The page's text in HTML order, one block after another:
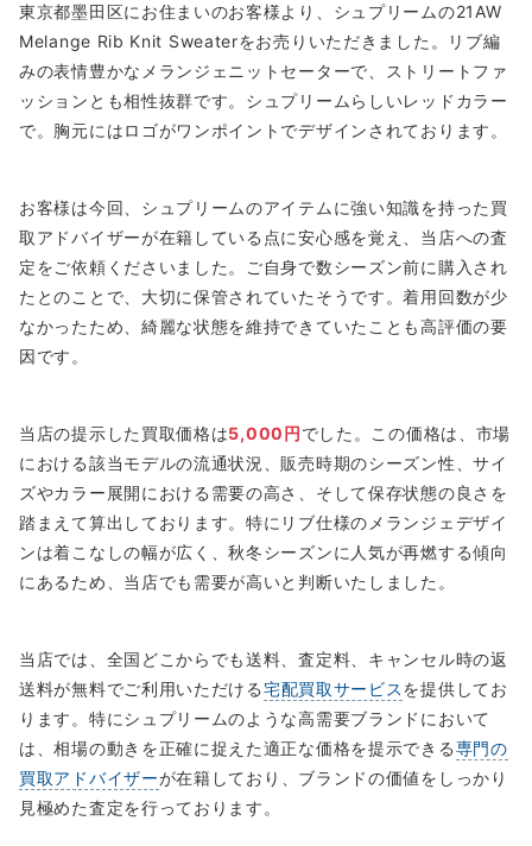
東京都墨田区にお住まいのお客様より、シュプリームの21AW
Melange Rib Knit Sweaterをお売りいただきました。リブ編
みの表情豊かなメランジェニットセーターで、ストリートファ
ッションとも相性抜群です。シュプリームらしいレッドカラー
で。胸元にはロゴがワンポイントでデザインされております。
お客様は今回、シュプリームのアイテムに強い知識を持った買
取アドバイザーが在籍している点に安心感を覚え、当店への査
定をご依頼くださいました。ご自身で数シーズン前に購入され
たとのことで、大切に保管されていたそうです。着用回数が少
なかったため、綺麗な状態を維持できていたことも高評価の要
因です。
当店の提示した買取価格は5,000円でした。この価格は、市場
における該当モデルの流通状況、販売時期のシーズン性、サイ
ズやカラー展開における需要の高さ、そして保存状態の良さを
踏まえて算出しております。特にリブ仕様のメランジェデザイ
ンは着こなしの幅が広く、秋冬シーズンに人気が再燃する傾向
にあるため、当店でも需要が高いと判断いたしました。
当店では、全国どこからでも送料、査定料、キャンセル時の返
送料が無料でご利用いただける宅配買取サービスを提供してお
ります。特にシュプリームのような高需要ブランドにおいて
は、相場の動きを正確に捉えた適正な価格を提示できる専門の
買取アドバイザーが在籍しており、ブランドの価値をしっかり
見極めた査定を行っております。